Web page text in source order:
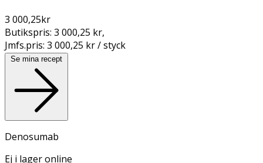
3 000,25kr
Butikspris: 3 000,25 kr,
Jmfs.pris: 3 000,25 kr / styck
Se mina recept
Denosumab
Ej i lager online